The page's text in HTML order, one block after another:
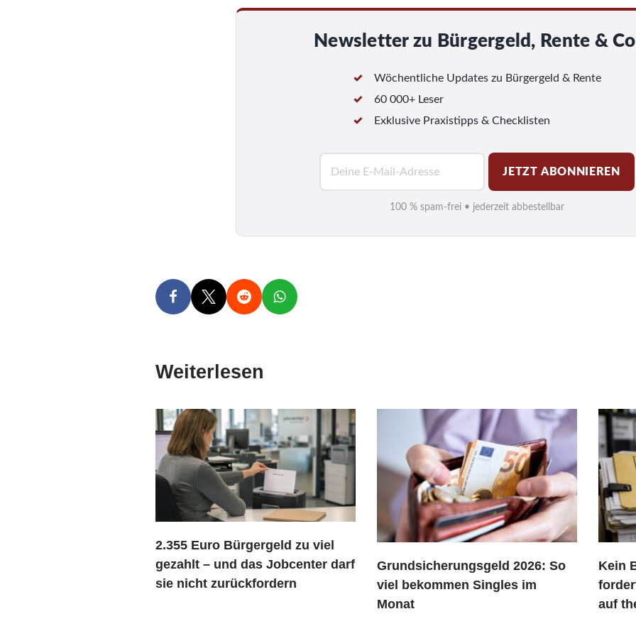
Newsletter zu Bürgergeld, Rente &
Wöchentliche Updates zu Bürgergeld & Rente
60 000+ Leser
Exklusive Praxistipps & Checklisten
i
JETZT ABONNIEREN
100 % spam-frei • jederzeit abbestellbar
Weiterlesen
2.355 Euro Bürgergeld zu viel
gezahlt – und das Jobcenter darf
sie nicht zurückfordern
Grundsicherungsgeld 2026: So
viel bekommen Singles im
Monat
Kein
auf